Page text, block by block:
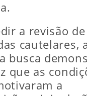
a revisão de
cautelares,
busca
que as
a